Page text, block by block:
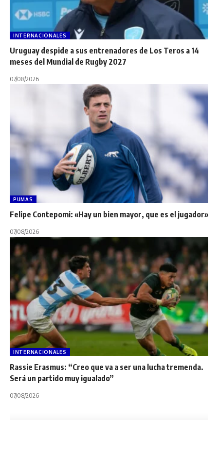
INTERNACIONALES
Uruguay despide a sus entrenadores de Los Teros a 14
meses del Mundial de Rugby 2027
07/08/2026
PUMAS
Felipe Contepomi: «Hay un bien mayor, que es el jugador»
07/08/2026
INTERNACIONALES
Rassie Erasmus: “Creo que va a ser una lucha tremenda.
Será un partido muy igualado”
07/08/2026